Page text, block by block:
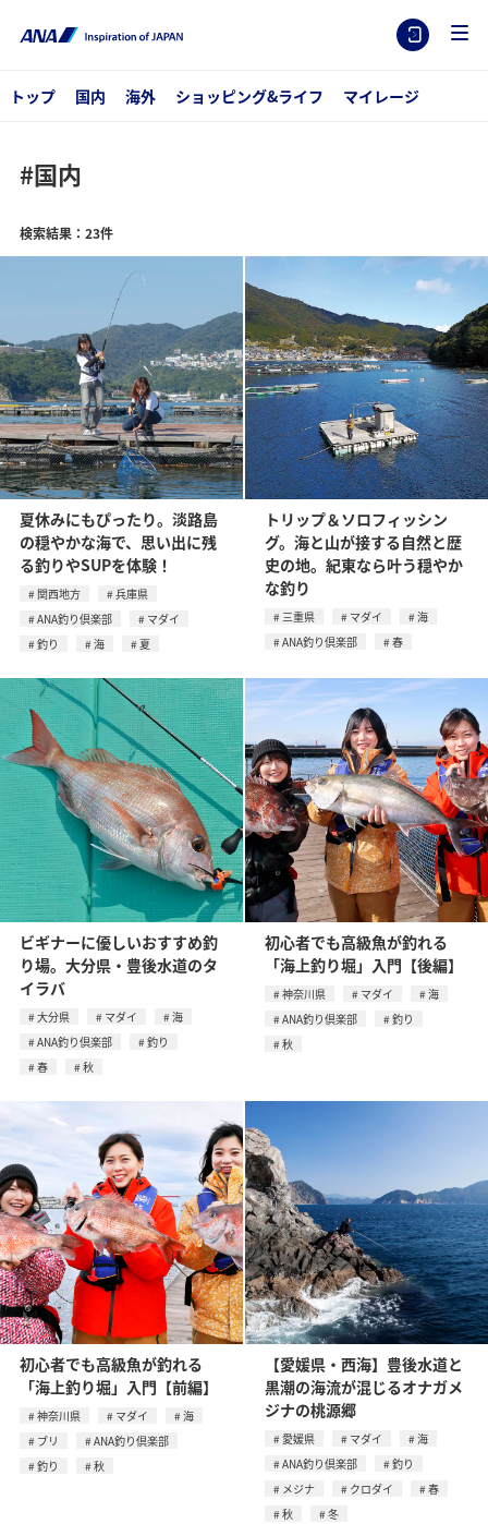
トップ 国内 海外 ショッピング&ライフ マイレージ
#国内
検索結果：23件
夏休みにもぴったり。淡路島
の穏やかな海で、思い出に残
る釣りやSUPを体験！
関西地方
兵庫県
ANA釣り倶楽部
マダイ
釣り
海 夏
トリップ＆ソロフィッシン
グ。海と山が接する自然と歴
史の地。紀東なら叶う穏やか
な釣り
三重県 マダイ
海
ANA釣り倶楽部
春
ビギナーに優しいおすすめ釣
り場。大分県・豊後水道のタ
イラバ
大分県 マダイ
海
ANA釣り倶楽部
釣り
春
秋
初心者でも高級魚が釣れる
「海上釣り堀」入門【後編】
神奈川県 マダイ
海
ANA釣り倶楽部
釣り
秋
初心者でも高級魚が釣れる
「海上釣り堀」入門【前編】
神奈川県 マダイ
海
ブリ
ANA釣り倶楽部
釣り
秋
【愛媛県・西海】豊後水道と
黒潮の海流が混じるオナガメ
ジナの桃源郷
愛媛県 マダイ
海
ANA釣り倶楽部
釣り
メジナ
クロダイ
春
秋
冬